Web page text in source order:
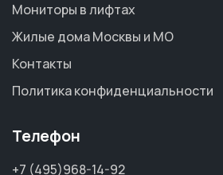
Мониторы в лифтах
Жилые дома Москвы и МО
Контакты
Политика конфиденциальности
Телефон
+7 (495)968-14-92